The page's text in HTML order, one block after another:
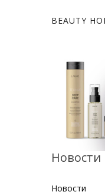
BEAUTY
Новости
Новости